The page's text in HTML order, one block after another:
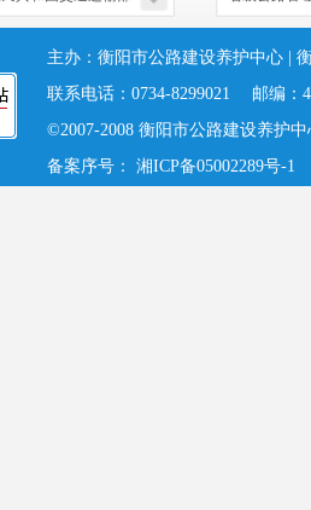
主办：衡阳市公路建设养护中心 |
联系电话：0734-8299021 邮编：
©2007-2008 衡阳市公路建设养护
备案序号：
湘ICP备05002289号-1